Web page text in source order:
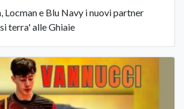
Locman e Blu Navy i nuovi partner
terra' alle Ghiaie